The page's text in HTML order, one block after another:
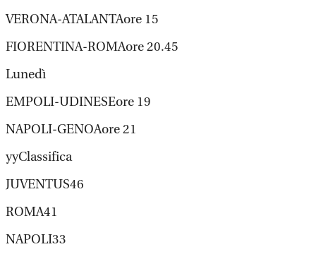
VERONA-ATALANTAore 15
FIORENTINA-ROMAore 20.45
Lunedì
EMPOLI-UDINESEore 19
NAPOLI-GENOAore 21
yyClassifica
JUVENTUS46
ROMA41
NAPOLI33